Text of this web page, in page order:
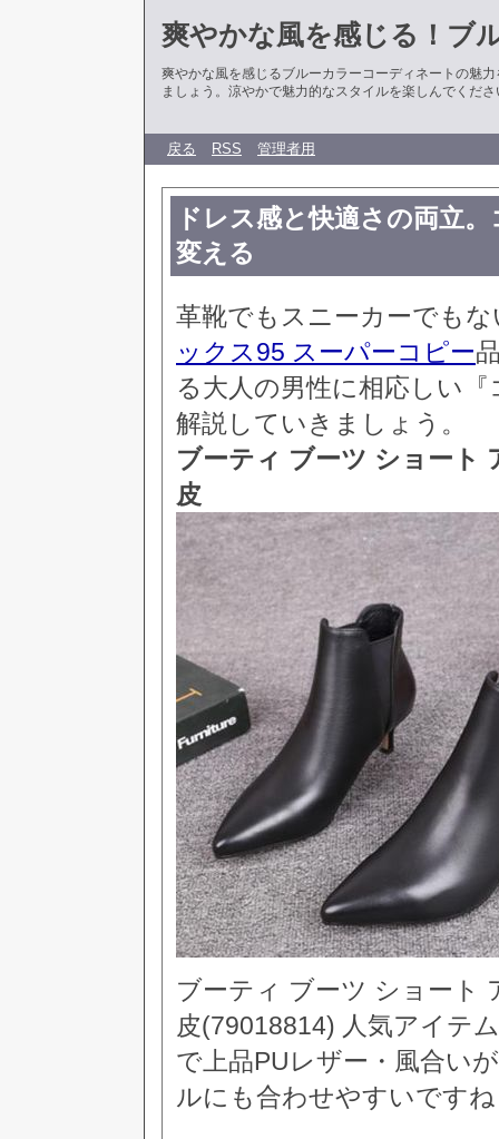
爽やかな風を感じる！ブ
爽やかな風を感じるブルーカラーコーディネートの魅
ましょう。涼やかで魅力的なスタイルを楽しんでくださ
戻る RSS 管理者用
ドレス感と快適さの両立
変える
革靴でもスニーカーでも
ックス95 スーパーコピー
る大人の男性に相応しい
解説していきましょう。
ブーティ ブーツ ショート
皮
ブーティ ブーツ ショート
皮(79018814) 人気アイテ
で上品PUレザー・風合い
ルにも合わせやすいですね